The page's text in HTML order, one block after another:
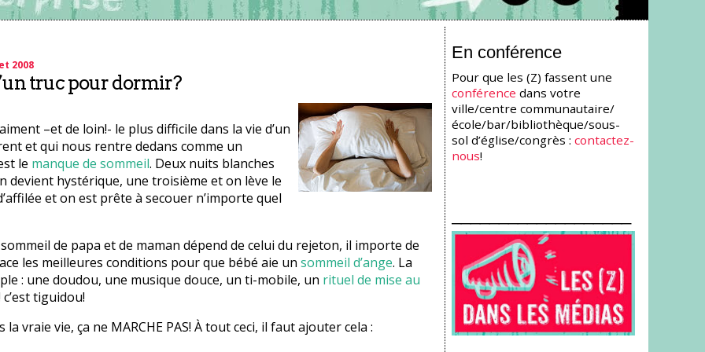
2008
truc pour dormir?
–et de loin!- le plus difficile dans la vie d’un
et qui nous rentre dedans comme un
le manque de sommeil. Deux nuits blanches
devient hystérique, une troisième et on lève le
et on est prête à secouer n’importe quel
de papa et de maman dépend de celui du rejeton, il importe de
les meilleures conditions pour que bébé aie un sommeil d’ange. La
: une doudou, une musique douce, un ti-mobile, un rituel de mise au
tiguidou!
la vraie vie, ça ne MARCHE PAS! À tout ceci, il faut ajouter cela :
En conférence
Pour que les (Z) fassent une
conférence dans votre
ville/centre communautaire/
école/bar/bibliothèque/sous-
sol d’église/congrès :contactez-
nous!